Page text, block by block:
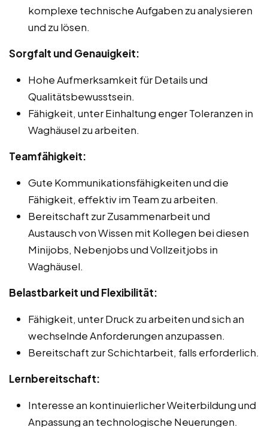
komplexe technische Aufgaben zu analysieren
und zu lösen.
Sorgfalt und Genauigkeit:
Hohe Aufmerksamkeit für Details und
Qualitätsbewusstsein.
Fähigkeit, unter Einhaltung enger Toleranzen in
Waghäusel zu arbeiten.
Teamfähigkeit:
Gute Kommunikationsfähigkeiten und die
Fähigkeit, effektiv im Team zu arbeiten.
Bereitschaft zur Zusammenarbeit und
Austausch von Wissen mit Kollegen bei diesen
Minijobs, Nebenjobs und Vollzeitjobs in
Waghäusel.
Belastbarkeit und Flexibilität:
Fähigkeit, unter Druck zu arbeiten und sich an
wechselnde Anforderungen anzupassen.
Bereitschaft zur Schichtarbeit, falls erforderlich.
Lernbereitschaft:
Interesse an kontinuierlicher Weiterbildung und
Anpassung an technologische Neuerungen.